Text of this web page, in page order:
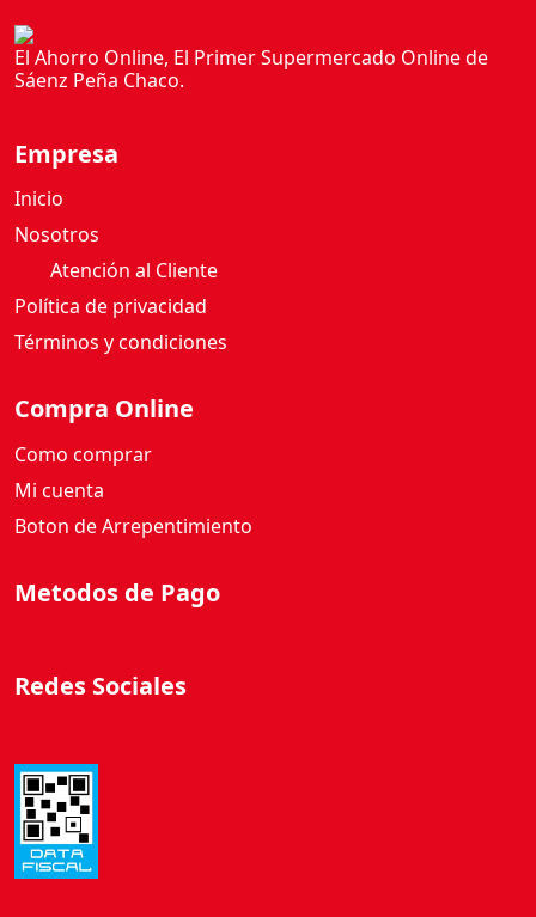
El Ahorro Online, El Primer Supermercado Online de
Sáenz Peña Chaco.
Empresa
Inicio
Nosotros
Atención al Cliente
Política de privacidad
Términos y condiciones
Compra Online
Como comprar
Mi cuenta
Boton de Arrepentimiento
Metodos de Pago
Redes Sociales